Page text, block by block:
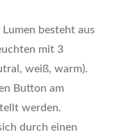
besteht aus
mit 3
weiß, warm).
Button am
werden.
durch einen